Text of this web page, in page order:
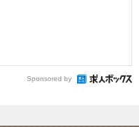
Sponsored by